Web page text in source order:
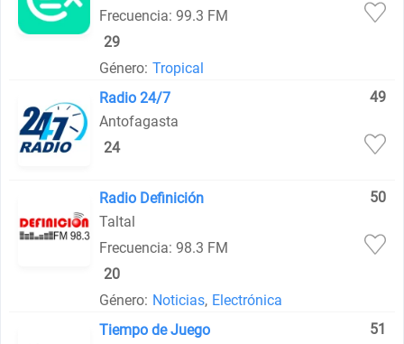
Frecuencia: 99.3 FM
29
Género: Tropical
Radio 24/7
49
Antofagasta
24
Radio Definición
50
Taltal
Frecuencia: 98.3 FM
20
Género: Noticias, Electrónica
Tiempo de Juego
51